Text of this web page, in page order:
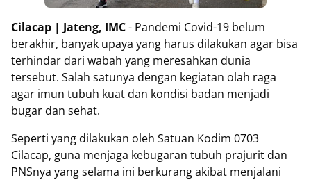
Cilacap | Jateng, IMC- Pandemi Covid-19 belum
berakhir, banyak upaya yang harus dilakukan agar bisa
terhindar dari wabah yang meresahkan dunia
tersebut. Salah satunya dengan kegiatan olah raga
agar imun tubuh kuat dan kondisi badan menjadi
bugar dan sehat.
Seperti yang dilakukan oleh Satuan Kodim 0703
Cilacap, guna menjaga kebugaran tubuh prajurit dan
PNSnya yang selama ini berkurang akibat menjalani